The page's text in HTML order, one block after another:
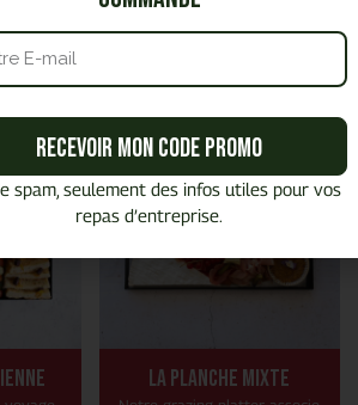
La planche mixte
Recevoir mon code promo
spam, seulement des infos utiles pour vos
repas d’entreprise.